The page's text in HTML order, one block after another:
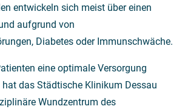
entwickeln sich meist über einen
aufgrund von
Diabetes oder Immunschwäche.
eine optimale Versorgung
hat das Städtische Klinikum Dessau
Wundzentrum des